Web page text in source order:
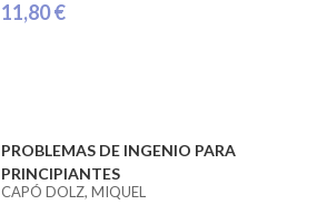
11,80 €
PROBLEMAS DE INGENIO PARA
PRINCIPIANTES
CAPÓ DOLZ, MIQUEL